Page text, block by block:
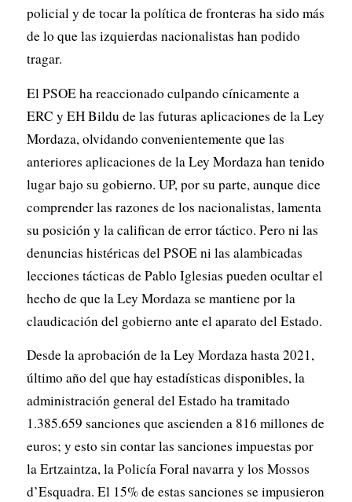
policial y de tocar la política de fronteras ha sido más
de lo que las izquierdas nacionalistas han podido
tragar.
El PSOE ha reaccionado culpando cínicamente a
ERC y EH Bildu de las futuras aplicaciones de la Ley
Mordaza, olvidando convenientemente que las
anteriores aplicaciones de la Ley Mordaza han tenido
lugar bajo su gobierno. UP, por su parte, aunque dice
comprender las razones de los nacionalistas, lamenta
su posición y la califican de error táctico. Pero ni las
denuncias histéricas del PSOE ni las alambicadas
lecciones tácticas de Pablo Iglesias pueden ocultar el
hecho de que la Ley Mordaza se mantiene por la
claudicación del gobierno ante el aparato del Estado.
Desde la aprobación de la Ley Mordaza hasta 2021,
último año del que hay estadísticas disponibles, la
administración general del Estado ha tramitado
1.385.659 sanciones que ascienden a 816 millones de
euros; y esto sin contar las sanciones impuestas por
la Ertzaintza, la Policía Foral navarra y los Mossos
d’Esquadra. El 15% de estas sanciones se impusieron